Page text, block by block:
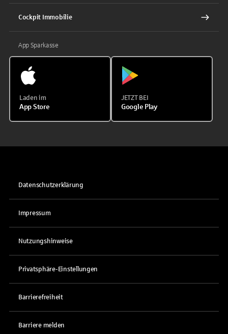
Cockpit Immobilie
App Sparkasse
Laden im
App Store
JETZT BEI
Google Play
Datenschutzerklärung
Impressum
Nutzungshinweise
Privatsphäre-Einstellungen
Barrierefreiheit
Barriere melden